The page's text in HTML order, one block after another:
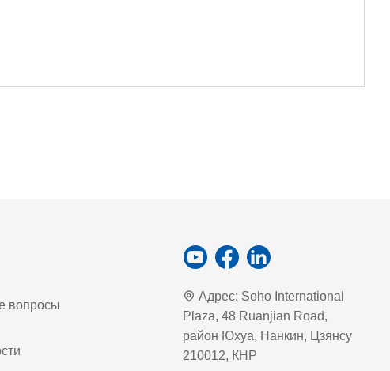
вопросы
Адрес: Soho International
Plaza, 48 Ruanjian Road,
район Юхуа, Нанкин, Цзянсу
210012, КНР